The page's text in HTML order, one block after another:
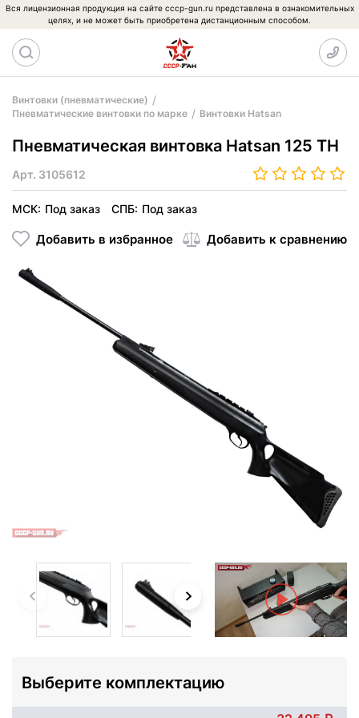
Вся лицензионная продукция на сайте cccp-gun.ru представлена в ознакомительных
целях, и не может быть приобретена дистанционным способом.
Винтовки (пневматические)
Пневматические винтовки по марке
Винтовки Hatsan
Пневматическая винтовка Hatsan 125 TH
Арт. 3105612
МСК: Под заказ СПБ: Под заказ
Добавить в избранное Добавить к сравнению
Выберите комплектацию